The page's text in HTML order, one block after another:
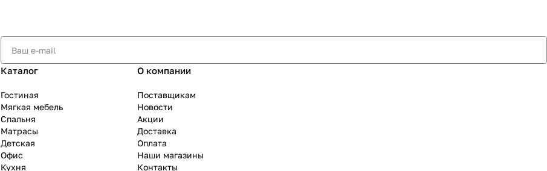
Каталог
Гостиная
Мягкая мебель
Спальня
Матрасы
Детская
Офис
Кухня
О компании
Поставщикам
Новости
Акции
Доставка
Оплата
Наши магазины
Контакты